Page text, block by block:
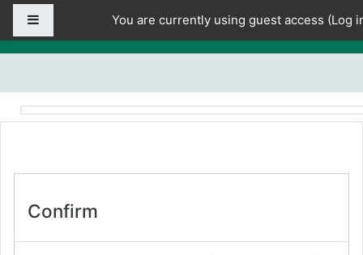
Skip to main content
You are currently using guest access (Log
Confirm